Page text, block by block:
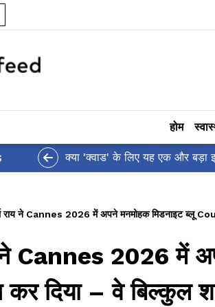
होम
आलिया भट्ट का मज़ेदार 'शर्वरी कहाँ
राय ने Cannes 2026 में अपने मनमोहक मिडनाइट ब्लू
ने Cannes 2026 में
कर दिया – वे बिल्कुल